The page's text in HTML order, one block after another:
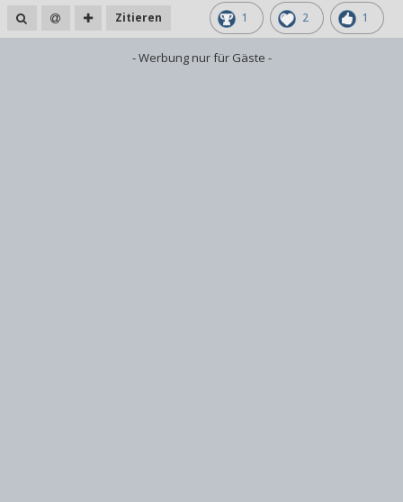
1 2 1
Zitieren
- Werbung nur für Gäste -